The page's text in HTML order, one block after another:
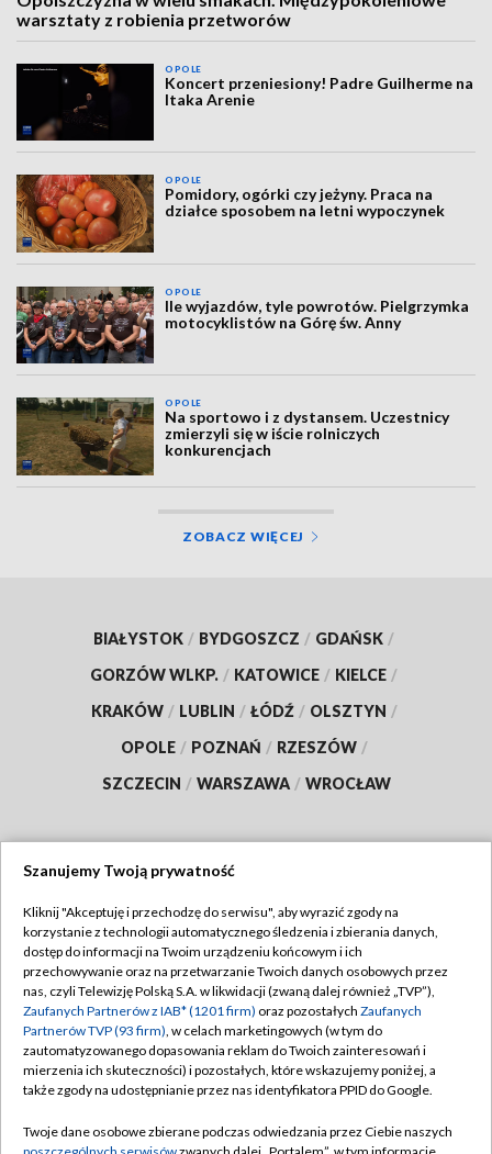
warsztaty z robienia przetworów
OPOLE
Koncert przeniesiony! Padre Guilherme na
Itaka Arenie
OPOLE
Pomidory, ogórki czy jeżyny. Praca na
działce sposobem na letni wypoczynek
OPOLE
Ile wyjazdów, tyle powrotów. Pielgrzymka
motocyklistów na Górę św. Anny
OPOLE
Na sportowo i z dystansem. Uczestnicy
zmierzyli się w iście rolniczych
konkurencjach
ZOBACZ WIĘCEJ
BIAŁYSTOK / BYDGOSZCZ / GDAŃSK /
GORZÓW WLKP. / KATOWICE / KIELCE /
KRAKÓW / LUBLIN / ŁÓDŹ / OLSZTYN /
OPOLE / POZNAŃ / RZESZÓW /
SZCZECIN / WARSZAWA / WROCŁAW
TVP
Abonament TVP
Emisja w TVP
Centrum informacji TVP
Naziemna Telewizja Cyfrowa
Rada Programowa
Regulamin TVP
Polityka prywatności
Moje zgody
Pomoc
Szanujemy Twoją prywatność
Kliknij "Akceptuję i przechodzę do serwisu", aby wyrazić zgody na
korzystanie z technologii automatycznego śledzenia i zbierania danych,
dostęp do informacji na Twoim urządzeniu końcowym i ich
przechowywanie oraz na przetwarzanie Twoich danych osobowych przez
nas, czyli Telewizję Polską S.A. w likwidacji (zwaną dalej również „TVP”),
Zaufanych Partnerów z IAB* (1201 firm) oraz pozostałych Zaufanych
Partnerów TVP (93 firm), w celach marketingowych (w tym do
zautomatyzowanego dopasowania reklam do Twoich zainteresowań i
mierzenia ich skuteczności) i pozostałych, które wskazujemy poniżej, a
także zgody na udostępnianie przez nas identyfikatora PPID do Google.
Twoje dane osobowe zbierane podczas odwiedzania przez Ciebie naszych